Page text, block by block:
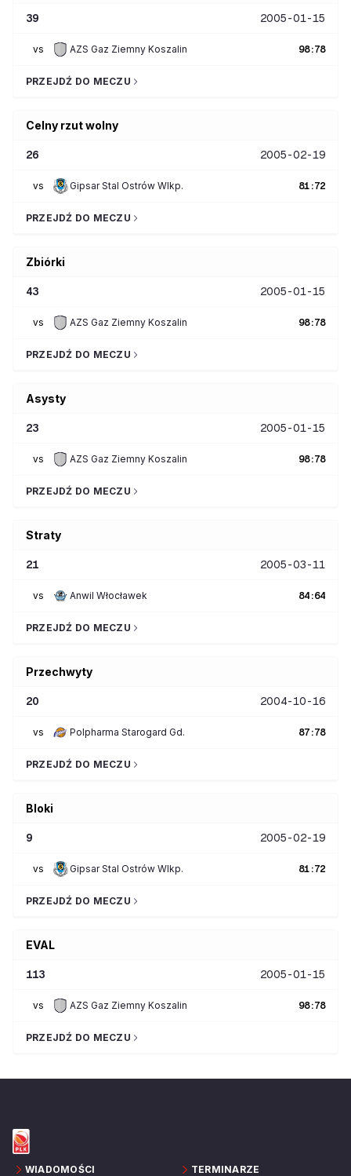
39 2005-01-15
vs AZS Gaz Ziemny Koszalin 98:78
PRZEJDŹ DO MECZU
Celny rzut wolny
26 2005-02-19
vs Gipsar Stal Ostrów Wlkp. 81:72
PRZEJDŹ DO MECZU
Zbiórki
43 2005-01-15
vs AZS Gaz Ziemny Koszalin 98:78
PRZEJDŹ DO MECZU
Asysty
23 2005-01-15
vs AZS Gaz Ziemny Koszalin 98:78
PRZEJDŹ DO MECZU
Straty
21 2005-03-11
vs Anwil Włocławek 84:64
PRZEJDŹ DO MECZU
Przechwyty
20 2004-10-16
vs Polpharma Starogard Gd. 87:78
PRZEJDŹ DO MECZU
Bloki
9 2005-02-19
vs Gipsar Stal Ostrów Wlkp. 81:72
PRZEJDŹ DO MECZU
EVAL
113 2005-01-15
vs AZS Gaz Ziemny Koszalin 98:78
PRZEJDŹ DO MECZU
WIADOMOŚCI TERMINARZE